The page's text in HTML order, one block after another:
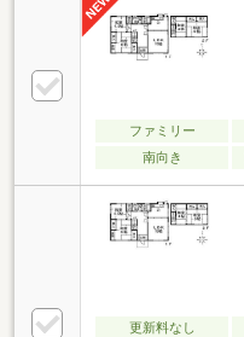
ファミリー
南向き
更新料なし